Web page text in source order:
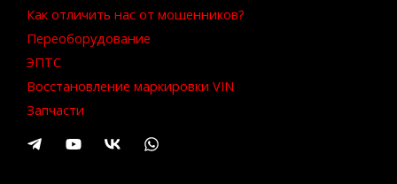
Как отличить нас от мошенников?
Переоборудование
ЭПТС
Восстановление маркировки VIN
Запчасти